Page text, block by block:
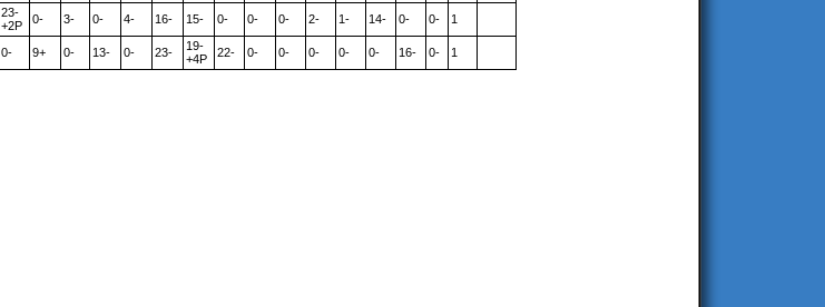
23-
+2P
0- 3- 0- 4- 16- 15- 0- 0- 0- 2- 1- 14- 0- 0- 1
0- 9+ 0- 13- 0- 23-
19-
+4P
22- 0- 0- 0- 0- 0- 16- 0- 1